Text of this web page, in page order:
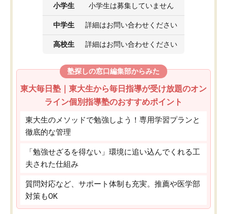
小学生 小学生は募集していません
中学生 詳細はお問い合わせください
高校生 詳細はお問い合わせください
塾探しの窓口編集部からみた
東大毎日塾｜東大生から毎日指導が受け放題のオン
ライン個別指導塾のおすすめポイント
東大生のメソッドで勉強しよう！専用学習プランと
徹底的な管理
「勉強せざるを得ない」環境に追い込んでくれる工
夫された仕組み
質問対応など、サポート体制も充実。推薦や医学部
対策もOK